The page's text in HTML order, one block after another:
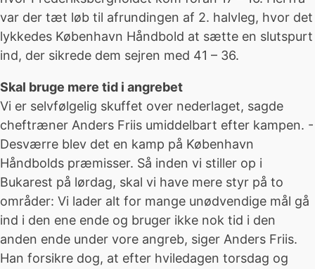
var der tæt løb til afrundingen af 2. halvleg, hvor det
lykkedes København Håndbold at sætte en slutspurt
ind, der sikrede dem sejren med 41 – 36.
Skal bruge mere tid i angrebet
Vi er selvfølgelig skuffet over nederlaget, sagde
cheftræner Anders Friis umiddelbart efter kampen. -
Desværre blev det en kamp på København
Håndbolds præmisser. Så inden vi stiller op i
Bukarest på lørdag, skal vi have mere styr på to
områder: Vi lader alt for mange unødvendige mål gå
ind i den ene ende og bruger ikke nok tid i den
anden ende under vore angreb, siger Anders Friis.
Han forsikre dog, at efter hviledagen torsdag og